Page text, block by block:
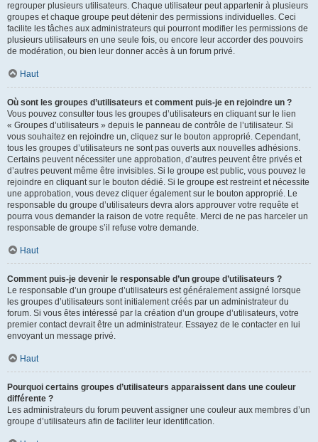
regrouper plusieurs utilisateurs. Chaque utilisateur peut appartenir à plusieurs
groupes et chaque groupe peut détenir des permissions individuelles. Ceci
facilite les tâches aux administrateurs qui pourront modifier les permissions de
plusieurs utilisateurs en une seule fois, ou encore leur accorder des pouvoirs
de modération, ou bien leur donner accès à un forum privé.
Haut
Où sont les groupes d’utilisateurs et comment puis-je en rejoindre un ?
Vous pouvez consulter tous les groupes d’utilisateurs en cliquant sur le lien
« Groupes d’utilisateurs » depuis le panneau de contrôle de l’utilisateur. Si
vous souhaitez en rejoindre un, cliquez sur le bouton approprié. Cependant,
tous les groupes d’utilisateurs ne sont pas ouverts aux nouvelles adhésions.
Certains peuvent nécessiter une approbation, d’autres peuvent être privés et
d’autres peuvent même être invisibles. Si le groupe est public, vous pouvez le
rejoindre en cliquant sur le bouton dédié. Si le groupe est restreint et nécessite
une approbation, vous devez cliquer également sur le bouton approprié. Le
responsable du groupe d’utilisateurs devra alors approuver votre requête et
pourra vous demander la raison de votre requête. Merci de ne pas harceler un
responsable de groupe s’il refuse votre demande.
Haut
Comment puis-je devenir le responsable d’un groupe d’utilisateurs ?
Le responsable d’un groupe d’utilisateurs est généralement assigné lorsque
les groupes d’utilisateurs sont initialement créés par un administrateur du
forum. Si vous êtes intéressé par la création d’un groupe d’utilisateurs, votre
premier contact devrait être un administrateur. Essayez de le contacter en lui
envoyant un message privé.
Haut
Pourquoi certains groupes d’utilisateurs apparaissent dans une couleur
différente ?
Les administrateurs du forum peuvent assigner une couleur aux membres d’un
groupe d’utilisateurs afin de faciliter leur identification.